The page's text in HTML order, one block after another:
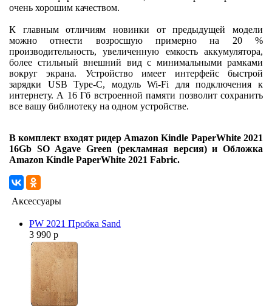
очень хорошим качеством.
К главным отличиям новинки от предыдущей модели
можно отнести возросшую примерно на 20 %
производительность, увеличенную емкость аккумулятора,
более стильный внешний вид с минимальными рамками
вокруг экрана. Устройство имеет интерфейс быстрой
зарядки USB Type-C, модуль Wi-Fi для подключения к
интернету. А 16 Гб встроенной памяти позволит сохранить
все вашу библиотеку на одном устройстве.
В комплект входят ридер Amazon Kindle PaperWhite 2021
16Gb SO Agave Green (рекламная версия) и Обложка
Amazon Kindle PaperWhite 2021 Fabric.
Аксессуары
PW 2021 Пробка Sand
3 990 р